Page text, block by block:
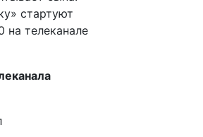
стартуют
на телеканале